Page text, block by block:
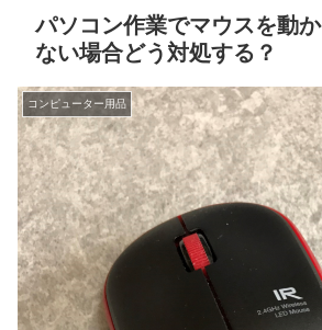
パソコン作業でマウスを動
ない場合どう対処する？
コンピューター用品